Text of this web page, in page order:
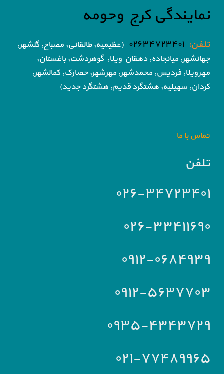
نمایندگی کرج وحومه
تلفن: ۰۲۶۳۴۷۲۳۴۰۱
(عظیمیه, طالقانی, مصباح, گلشهر,
جهانشهر, میانجاده, دهقان ویلا, گوهردشت, باغستان,
مهرویلا, فردیس, محمدشهر, مهرشهر, حصارک, کمالشهر,
کردان, سهیلیه, هشتگرد قدیم, هشتگرد جدید)
تماس با ما
تلفن
۰۲۶-۳۴۷۲۳۴۰۱
۰۲۶-۳۳۴۱۱۶۹۰
۰۹۱۲-۰۶۸۴۹۳۹
۰۹۱۲-۵۶۳۷۷۰۳
۰۹۳۵-۴۳۴۳۷۲۹
۰۲۱-۷۷۴۸۹۹۶۵